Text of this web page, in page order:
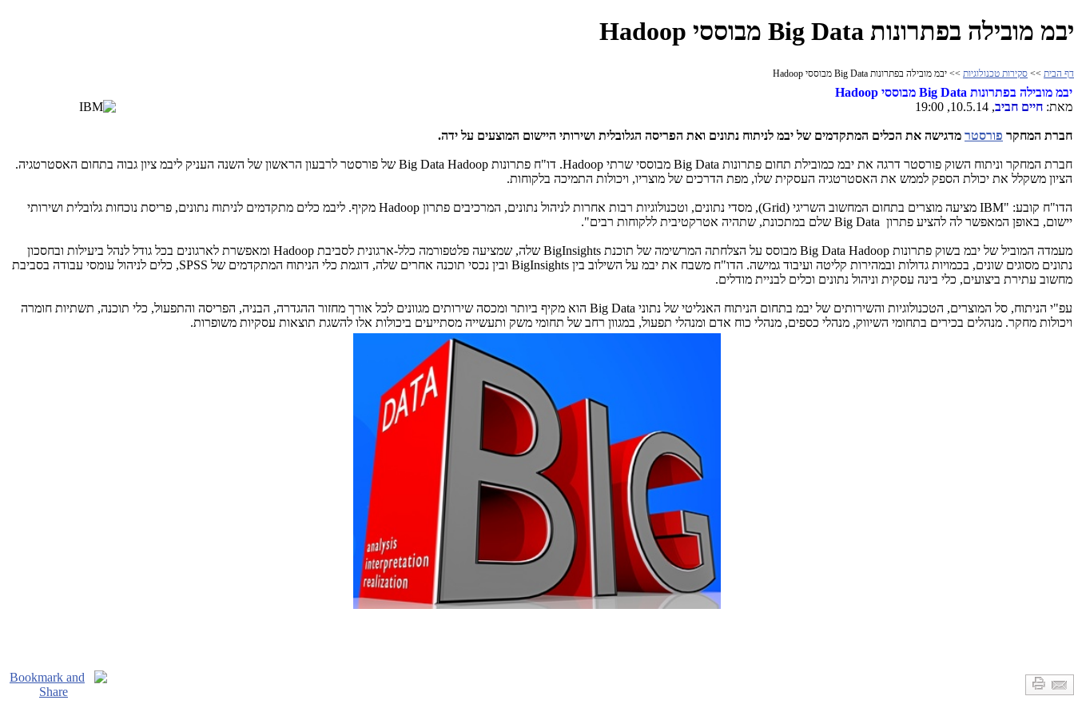
יבמ מובילה בפתרונות Big Data מבוססי Hadoop
דף הבית >> סקירות טכנולוגיות >> יבמ מובילה בפתרונות Big Data מבוססי Hadoop
יבמ מובילה בפתרונות Big Data מבוססי Hadoop
מאת: חיים חביב, 10.5.14, 19:00
חברת המחקר פורסטר מדגישה את הכלים המתקדמים של יבמ לניתוח נתונים ואת הפריסה הגלובלית ושירותי היישום המוצעים על ידה.
חברת המחקר וניתוח השוק פורסטר דרגה את יבמ כמובילת תחום פתרונות Big Data מבוססי שרתי Hadoop. דו"ח פתרונות Big Data Hadoop של פורסטר לרבעון הראשון של השנה העניק ליבמ ציון גבוה בתחום האסטרטגיה.
הציון משקלל את יכולת הספק לממש את האסטרטגיה העסקית שלו, מפת הדרכים של מוצריו, ויכולות התמיכה בלקוחות.
הדו"ח קובע: "IBM מציעה מוצרים בתחום המחשוב השריגי ( Grid), מסדי נתונים, וטכנולוגיות רבות אחרות לניהול נתונים, המרכיבים פתרון Hadoop מקיף. ליבמ כלים מתקדמים לניתוח נתונים, פריסת נוכחות גלובלית ושירותי
יישום, באופן המאפשר לה להציע פתרון Big Data שלם במתכונת, שתהיה אטרקטיבית ללקוחות רבים".
מעמדה המוביל של יבמ בשוק פתרונות Big Data Hadoop מבוסס על הצלחתה המרשימה של תוכנת BigInsights שלה, שמציעה פלטפורמה כלל-ארגונית לסביבת Hadoop ומאפשרת לארגונים בכל גודל לנהל ביעילות ובחסכון
נתונים מסוגים שונים, בכמויות גדולות ובמהירות קליטה ועיבוד גמישה. הדו"ח משבח את יבמ על השילוב בין BigInsights ובין נכסי תוכנה אחרים שלה, דוגמת כלי הניתוח המתקדמים של SPSS, כלים לניהול עומסי עבודה בסביבת
מחשוב עתירת ביצועים, כלי בינה עסקית וניהול נתונים וכלים לבניית מודלים.
עפ"י הניתוח, סל המוצרים, הטכנולוגיות והשירותים של יבמ בתחום הניתוח האנליטי של נתוני Big Data הוא מקיף ביותר ומכסה שירותים מגוונים לכל אורך מחזור ההגדרה, הבניה, הפריסה והתפעול, כלי תוכנה, תשתיות חומרה
ויכולות מחקר. מנהלים בכירים בתחומי השיווק, מנהלי כספים, מנהלי כוח אדם ומנהלי תפעול, במגוון רחב של תחומי משק ותעשייה מסתייעים ביכולות אלו להשגת תוצאות עסקיות משופרות.